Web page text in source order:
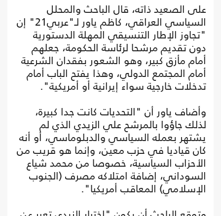
على الصعيد ذاته، قال الباحث والمحلل
السياسي العراقي، كاظم ياور لـ"عربي21" إن
"تجاوز الإطار التنسيقي المهلة الدستورية
دون تقديم مرشحا لرئاسة الحكومة، جعلهم
أمام مأزق كبير، وهو الشعور بفقدان الشرعية
أمام المجتمع الدولي، وهذا يفتح الباب أمام
تدخلات خارجية سواء إيرانية أو أمريكية".
وأضاف ياور أن "التحديات كانت جدا كبيرة،
لذلك جاؤوا بالمرشح علي الزيدي الذي لم
يشتهر بعمله السياسي والدبلوماسي، أو أنه
كان قياديا في حزب معين، وإنما هو قريب من
الأحزاب السياسية، خصوصا من محمد شياع
السوداني، إضافة امتلاكه مصرف (الجنوب
الإسلامي) المعاقب أمريكيا".